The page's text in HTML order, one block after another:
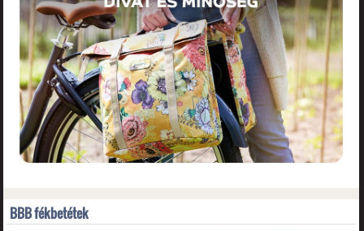
BBB fékbetétek